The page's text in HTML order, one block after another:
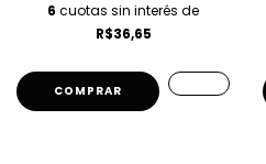
6 cuotas sin interés de
R$36,65
COMPRAR